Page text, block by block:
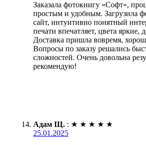
Заказала фотокнигу «Софт»,
простым и удобным. Загрузила
сайт, интуитивно понятный
печати впечатляет, цвета яркие,
Доставка пришла вовремя,
Вопросы по заказу решались
сложностей. Очень довольна
рекомендую!
Адам Щ. : ★ ★ ★ ★ ★
25.01.2025